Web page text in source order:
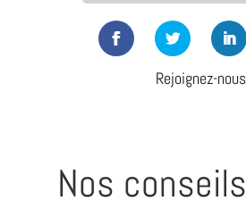
Rejoignez-nous
Nos